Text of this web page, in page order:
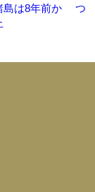
島は8年前か
つ